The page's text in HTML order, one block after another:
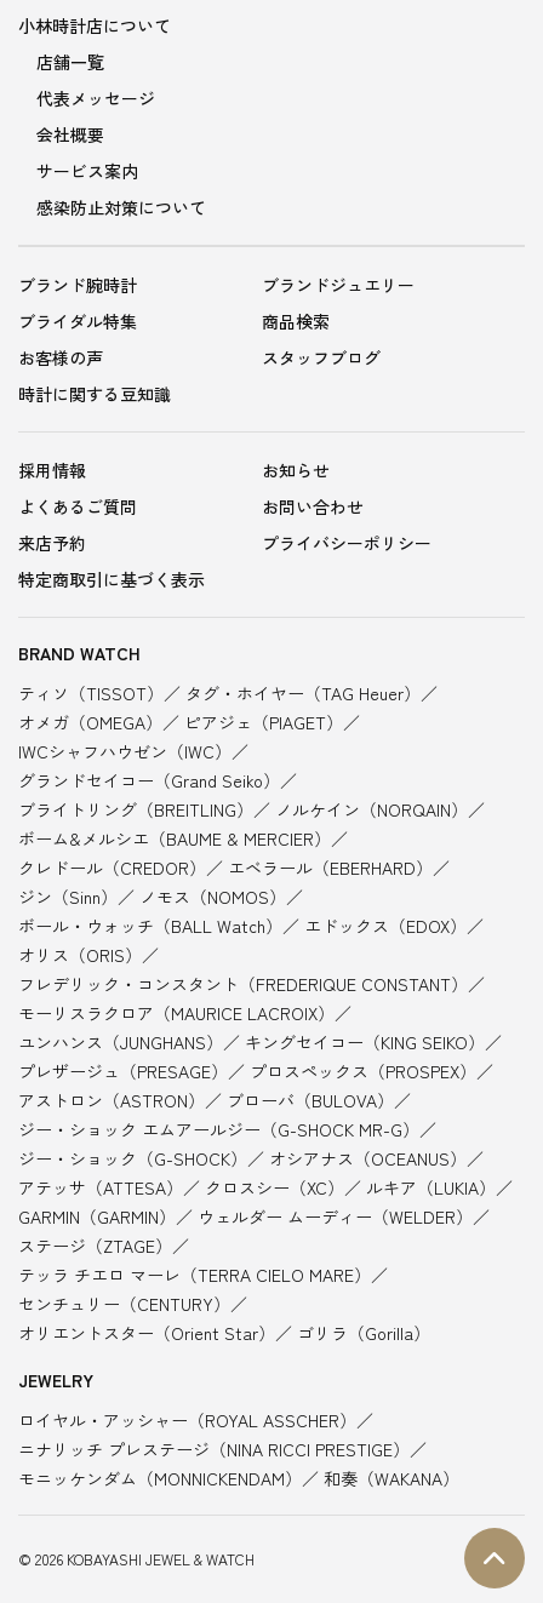
小林時計店について
店舗一覧
代表メッセージ
会社概要
サービス案内
感染防止対策について
ブランド腕時計
ブランドジュエリー
ブライダル特集
商品検索
お客様の声
スタッフブログ
時計に関する豆知識
採用情報
お知らせ
よくあるご質問
お問い合わせ
来店予約
プライバシーポリシー
特定商取引に基づく表示
BRAND WATCH
ティソ（TISSOT）
タグ・ホイヤー（TAG Heuer）
オメガ（OMEGA）
ピアジェ（PIAGET）
IWCシャフハウゼン（IWC）
グランドセイコー（Grand Seiko）
ブライトリング（BREITLING）
ノルケイン（NORQAIN）
ボーム&メルシエ（BAUME & MERCIER）
クレドール（CREDOR）
エベラール（EBERHARD）
ジン（Sinn）
ノモス（NOMOS）
ボール・ウォッチ（BALL Watch）
エドックス（EDOX）
オリス（ORIS）
フレデリック・コンスタント（FREDERIQUE CONSTANT）
モーリスラクロア（MAURICE LACROIX）
ユンハンス（JUNGHANS）
キングセイコー（KING SEIKO）
プレザージュ（PRESAGE）
プロスペックス（PROSPEX）
アストロン（ASTRON）
ブローバ（BULOVA）
ジー・ショック エムアールジー（G-SHOCK MR-G）
ジー・ショック（G-SHOCK）
オシアナス（OCEANUS）
アテッサ（ATTESA）
クロスシー（XC）
ルキア（LUKIA）
GARMIN（GARMIN）
ウェルダー ムーディー（WELDER）
ステージ（ZTAGE）
テッラ チエロ マーレ（TERRA CIELO MARE）
センチュリー（CENTURY）
オリエントスター（Orient Star）
ゴリラ（Gorilla）
JEWELRY
ロイヤル・アッシャー（ROYAL ASSCHER）
ニナリッチ プレステージ（NINA RICCI PRESTIGE）
モニッケンダム（MONNICKENDAM）
和奏（WAKANA）
© 2026 KOBAYASHI JEWEL & WATCH